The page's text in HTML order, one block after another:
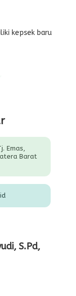
kepsek baru
Emas,
Barat
S.Pd,